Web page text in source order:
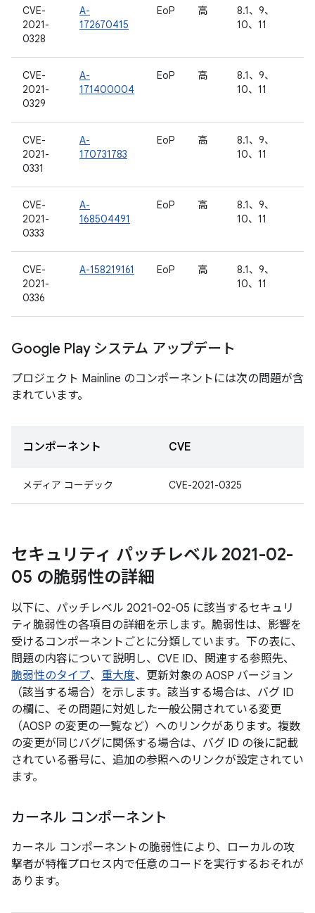
CVE-
2021-
0328
A-
172670415
EoP 高
8.1、9、
10、11
CVE-
2021-
0329
A-
171400004
EoP 高
8.1、9、
10、11
CVE-
2021-
0331
A-
170731783
EoP 高
8.1、9、
10、11
CVE-
2021-
0333
A-
168504491
EoP 高
8.1、9、
10、11
CVE-
2021-
0336
A-158219161 EoP 高
8.1、9、
10、11
Google Play システム アップデート
プロジェクト Mainline のコンポーネントには次の問題が含
まれています。
コンポーネント CVE
メディア コーデック CVE-2021-0325
セキュリティ パッチレベル 2021-02-
05 の脆弱性の詳細
以下に、パッチレベル 2021-02-05 に該当するセキュリ
ティ脆弱性の各項目の詳細を示します。脆弱性は、影響を
受けるコンポーネントごとに分類しています。下の表に、
問題の内容について説明し、CVE ID、関連する参照先、
脆弱性のタイプ、 重大度、更新対象の AOSP バージョン
（該当する場合）を示します。該当する場合は、バグ ID
の欄に、その問題に対処した一般公開されている変更
（AOSP の変更の一覧など）へのリンクがあります。複数
の変更が同じバグに関係する場合は、バグ ID の後に記載
されている番号に、追加の参照へのリンクが設定されてい
ます。
カーネル コンポーネント
カーネル コンポーネントの脆弱性により、ローカルの攻
撃者が特権プロセス内で任意のコードを実行するおそれが
あります。